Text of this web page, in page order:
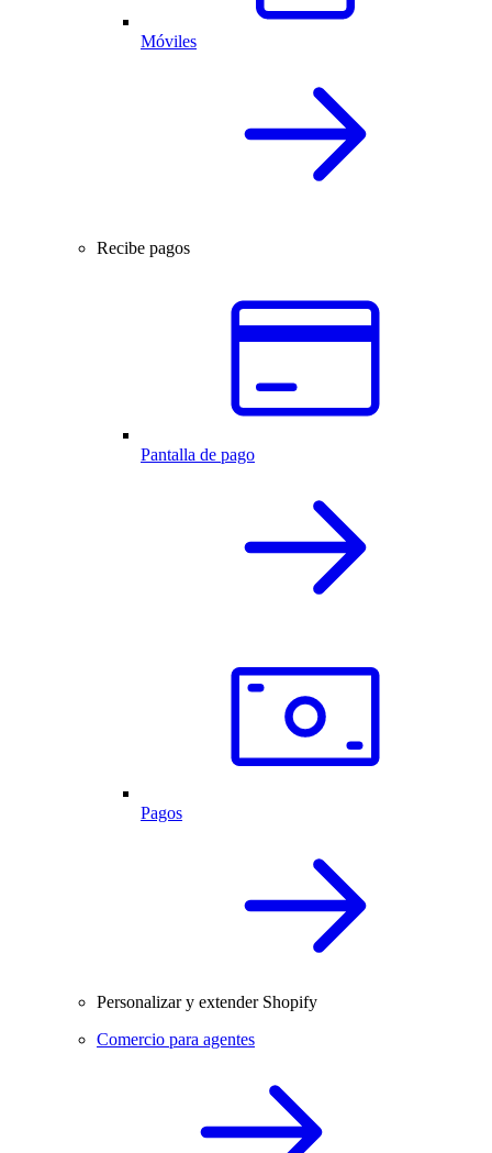
Móviles
Recibe pagos
Pantalla de pago
Pagos
Personalizar y extender Shopify
Comercio para agentes